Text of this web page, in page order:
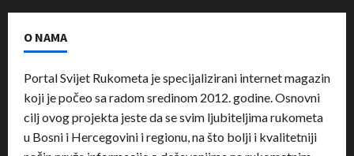
O NAMA
Portal Svijet Rukometa je specijalizirani internet magazin
koji je počeo sa radom sredinom 2012. godine. Osnovni
cilj ovog projekta jeste da se svim ljubiteljima rukometa
u Bosni i Hercegovini i regionu, na što bolji i kvalitetniji